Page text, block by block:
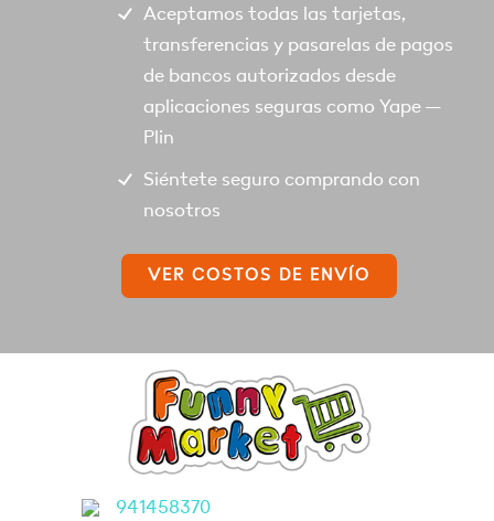
Aceptamos todas las tarjetas,
transferencias y pasarelas de pagos
de bancos autorizados desde
aplicaciones seguras como Yape –
Plin
Siéntete seguro comprando con
nosotros
VER COSTOS DE ENVÍO
941458370